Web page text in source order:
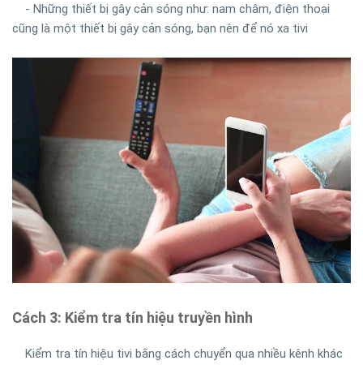
- Những thiết bị gây cản sóng như: nam châm, điện thoại
cũng là một thiết bị gây cản sóng, bạn nên để nó xa tivi
Cách 3: Kiểm tra tín hiệu truyền hình
Kiểm tra tín hiệu tivi bằng cách chuyển qua nhiều kênh khác